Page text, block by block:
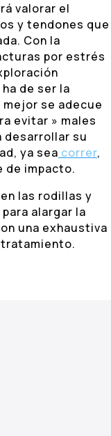
valorar el
y tendones que
Con la
por estrés
de ser la
se adecue
evitar » males
desarrollar su
ya sea correr,
de impacto.
las rodillas y
alargar la
una exhaustiva
tratamiento.